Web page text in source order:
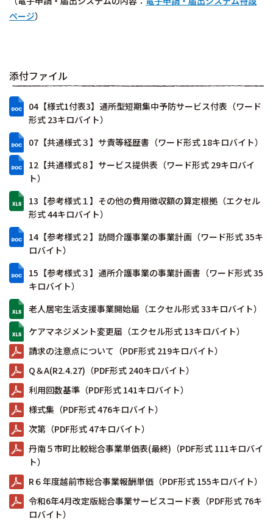
ページ）
添付ファイル
04【様式1付表3】通所型短期集中予防サービス付表（ワード
形式 23キロバイト）
07【共通様式３】サ責等経歴書（ワード形式 18キロバイト）
12【共通様式８】サービス提供表（ワード形式 29キロバイ
ト）
13【参考様式１】その他の費用徴収額の算定根拠（エクセル
形式 44キロバイト）
14【参考様式２】訪問介護事業の事業計画（ワード形式 35キ
ロバイト）
15【参考様式３】通所介護事業の事業計画書（ワード形式 35
キロバイト）
老人居宅生活支援事業開始届（エクセル形式 33キロバイト）
ケアマネジメント変更届（エクセル形式 13キロバイト）
請求の注意点について（PDF形式 219キロバイト）
Q＆A(R2.4.27)（PDF形式 240キロバイト）
利用回数基準（PDF形式 141キロバイト）
様式集（PDF形式 476キロバイト）
次第（PDF形式 47キロバイト）
丹南５市町比較総合事業単価表(最終)（PDF形式 111キロバイ
ト）
R６年度越前市総合事業報酬単価（PDF形式 155キロバイト）
令和6年4月改定版総合事業サービスコード表（PDF形式 76キ
ロバイト）